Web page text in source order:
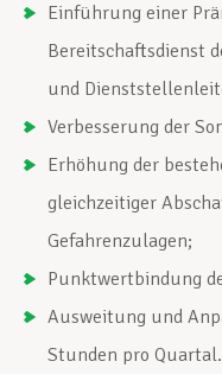
Einführung einer
Bereitschaftsdienst
und
Verbesserung der
Erhöhung der
gleichzeitiger
Gefahrenzulagen;
Punktwertbindung
Ausweitung und
Stunden pro Quartal.